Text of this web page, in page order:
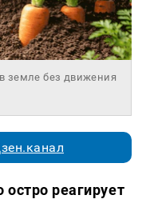
земле без движения
остро реагирует